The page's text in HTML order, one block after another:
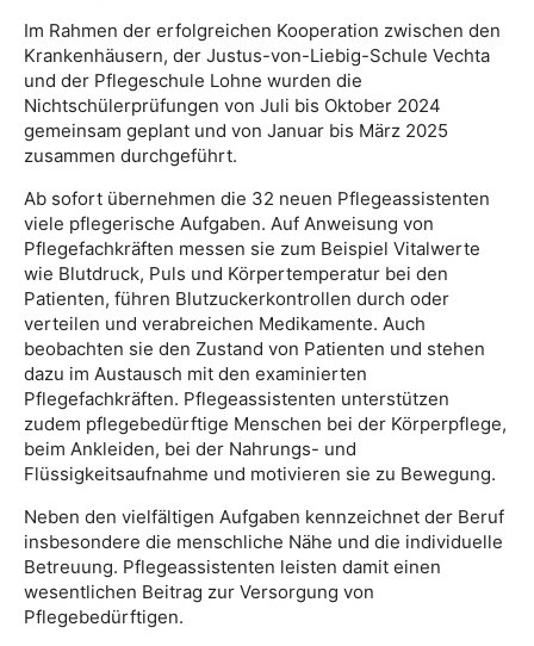
Im Rahmen der erfolgreichen Kooperation zwischen den
Krankenhäusern, der Justus-von-Liebig-Schule Vechta
und der Pflegeschule Lohne wurden die
Nichtschülerprüfungen von Juli bis Oktober 2024
gemeinsam geplant und von Januar bis März 2025
zusammen durchgeführt.
Ab sofort übernehmen die 32 neuen Pflegeassistenten
viele pflegerische Aufgaben. Auf Anweisung von
Pflegefachkräften messen sie zum Beispiel Vitalwerte
wie Blutdruck, Puls und Körpertemperatur bei den
Patienten, führen Blutzuckerkontrollen durch oder
verteilen und verabreichen Medikamente. Auch
beobachten sie den Zustand von Patienten und stehen
dazu im Austausch mit den examinierten
Pflegefachkräften. Pflegeassistenten unterstützen
zudem pflegebedürftige Menschen bei der Körperpflege,
beim Ankleiden, bei der Nahrungs- und
Flüssigkeitsaufnahme und motivieren sie zu Bewegung.
Neben den vielfältigen Aufgaben kennzeichnet der Beruf
insbesondere die menschliche Nähe und die individuelle
Betreuung. Pflegeassistenten leisten damit einen
wesentlichen Beitrag zur Versorgung von
Pflegebedürftigen.